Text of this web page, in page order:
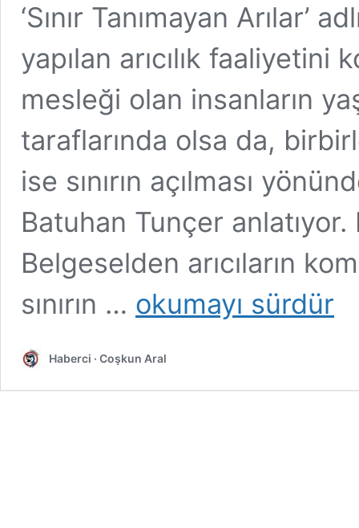
‘Sınır Tanımayan Arılar’
yapılan arıcılık
mesleği olan insanların
taraflarında olsa da,
ise sınırın açılması
Batuhan Tunçer
Belgeselden arıcıların
sınırın …
“Sınır
tanımayan
örnek
|
okumayı sürdür
Haberci · Coşkun Aral